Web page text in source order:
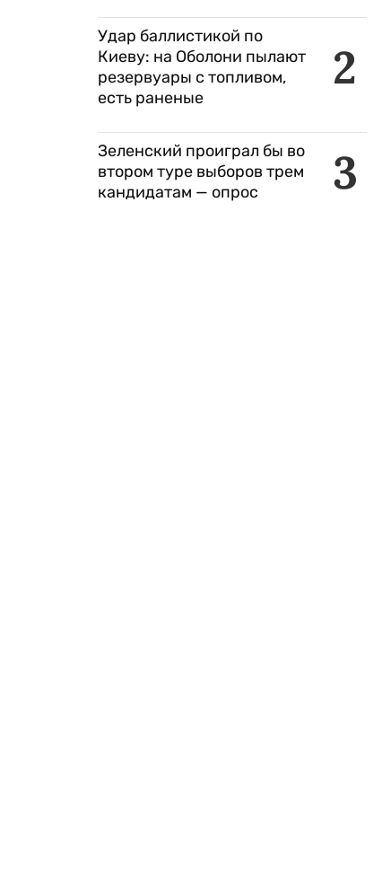
2
Удар баллистикой по
Киеву: на Оболони пылают
резервуары с топливом,
есть раненые
3
Зеленский проиграл бы во
втором туре выборов трем
кандидатам — опрос